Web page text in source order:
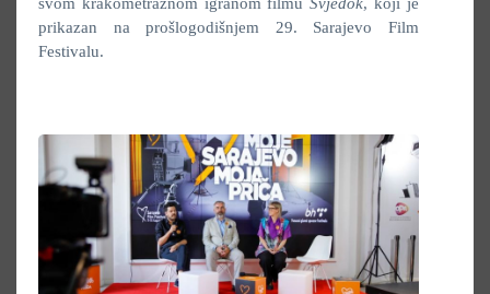
prikazan na prošlogodišnjem 29. Sarajevo Film
Festivalu.